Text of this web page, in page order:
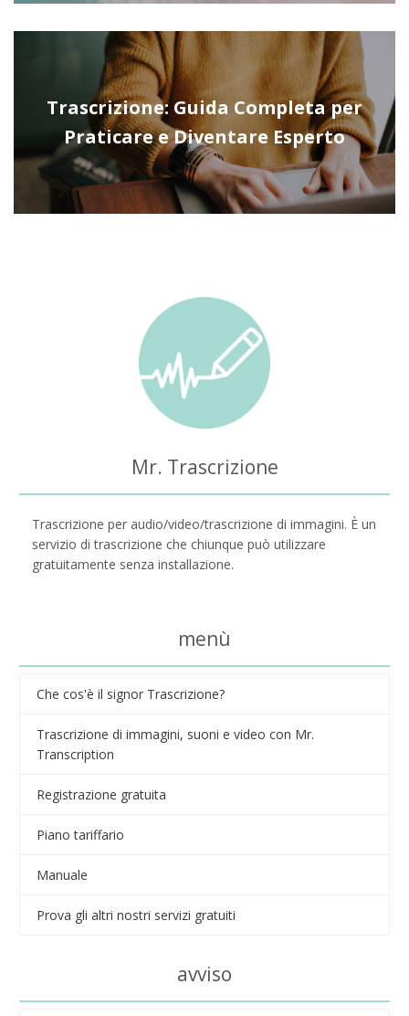
Trascrizione: Guida Completa per
Praticare e Diventare Esperto
Mr. Trascrizione
Trascrizione per audio/video/trascrizione di immagini. È un
servizio di trascrizione che chiunque può utilizzare
gratuitamente senza installazione.
menù
Che cos'è il signor Trascrizione?
Trascrizione di immagini, suoni e video con Mr.
Transcription
Registrazione gratuita
Piano tariffario
Manuale
Prova gli altri nostri servizi gratuiti
avviso